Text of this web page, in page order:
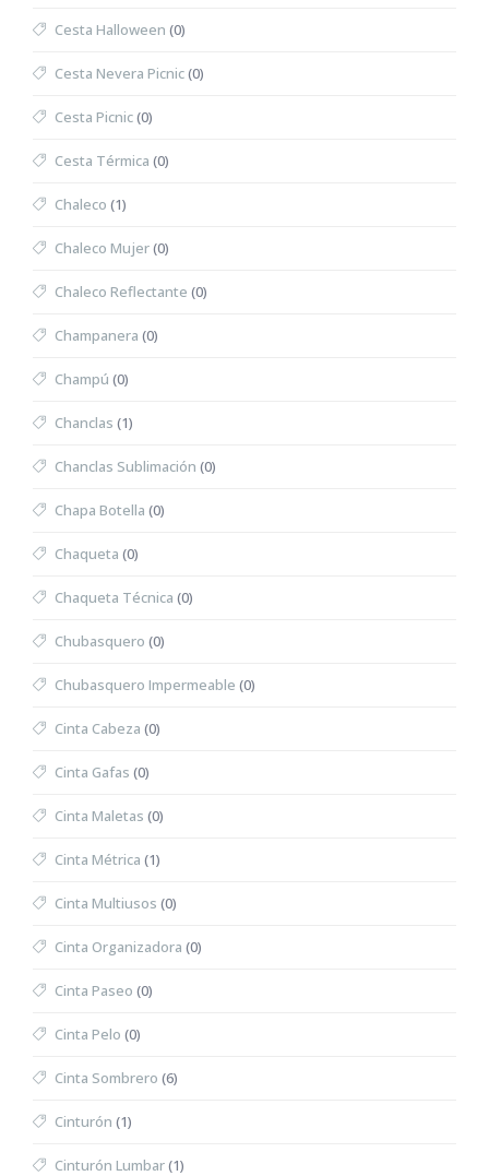
Cesta Halloween (0)
Cesta Nevera Picnic(0)
Cesta Picnic(0)
Cesta Térmica (0)
Chaleco (1)
Chaleco Mujer(0)
Chaleco Reflectante (0)
Champanera (0)
Champú (0)
Chanclas (1)
Chanclas Sublimación (0)
Chapa Botella (0)
Chaqueta (0)
Chaqueta Técnica (0)
Chubasquero (0)
Chubasquero Impermeable (0)
Cinta Cabeza (0)
Cinta Gafas (0)
Cinta Maletas (0)
Cinta Métrica (1)
Cinta Multiusos (0)
Cinta Organizadora (0)
Cinta Paseo (0)
Cinta Pelo (0)
Cinta Sombrero (6)
Cinturón (1)
Cinturón Lumbar(1)